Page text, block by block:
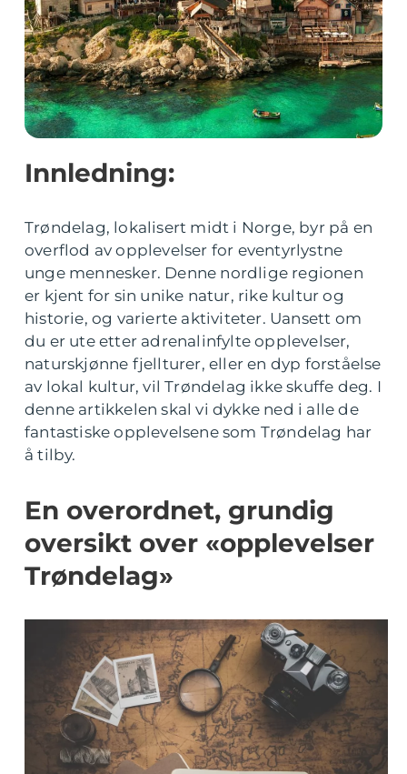
Innledning:
Trøndelag, lokalisert midt i Norge, byr på en
overflod av opplevelser for eventyrlystne
unge mennesker. Denne nordlige regionen
er kjent for sin unike natur, rike kultur og
historie, og varierte aktiviteter. Uansett om
du er ute etter adrenalinfylte opplevelser,
naturskjønne fjellturer, eller en dyp forståelse
av lokal kultur, vil Trøndelag ikke skuffe deg. I
denne artikkelen skal vi dykke ned i alle de
fantastiske opplevelsene som Trøndelag har
å tilby.
En overordnet, grundig
oversikt over «opplevelser
Trøndelag»